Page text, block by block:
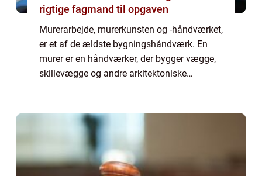
rigtige fagmand til opgaven
Murerarbejde, murerkunsten og -håndværket,
er et af de ældste bygningshåndværk. En
murer er en håndværker, der bygger vægge,
skillevægge og andre arkitektoniske